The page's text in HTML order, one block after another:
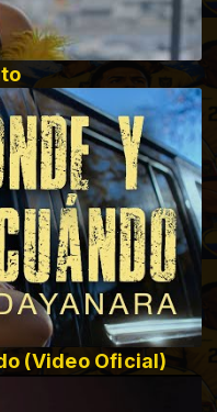
(Video Oficial)